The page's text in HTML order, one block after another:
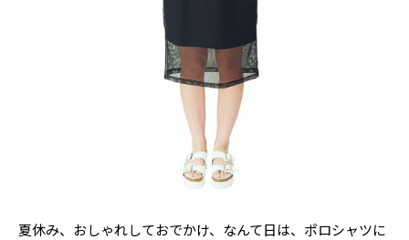
夏休み、おしゃれしておでかけ、なんて日は、ポロシャツに